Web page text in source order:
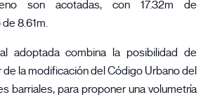
son acotadas, con 17.32m de
8.61m.
adoptada combina la posibilidad de
la modificación del Código Urbano del
barriales, para proponer una volumetría